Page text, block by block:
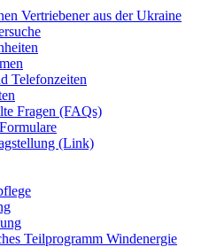
Vertriebener aus der Ukraine
Telefonzeiten
Fragen (FAQs)
(Link)
Teilprogramm Windenergie